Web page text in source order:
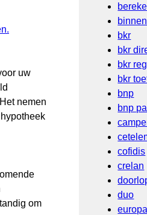
uw
nemen
om
binnen
bkr
bkr
bkr
bkr
bnp
bnp
cofidis
crelan
duo